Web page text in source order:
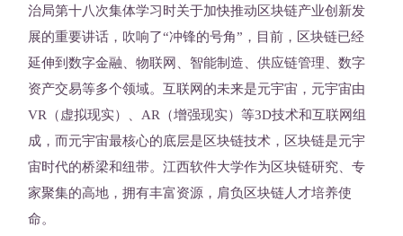
治局第十八次集体学习时关于加快推动区块链产业创新发
展的重要讲话，吹响了“冲锋的号角”，目前，区块链已经
延伸到数字金融、物联网、智能制造、供应链管理、数字
资产交易等多个领域。互联网的未来是元宇宙，元宇宙由
VR（虚拟现实）、AR（增强现实）等3D技术和互联网组
成，而元宇宙最核心的底层是区块链技术，区块链是元宇
宙时代的桥梁和纽带。江西软件大学作为区块链研究、专
家聚集的高地，拥有丰富资源，肩负区块链人才培养使
命。